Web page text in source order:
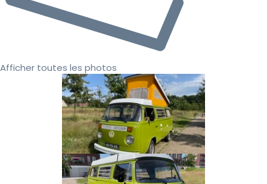
Afficher toutes les photos